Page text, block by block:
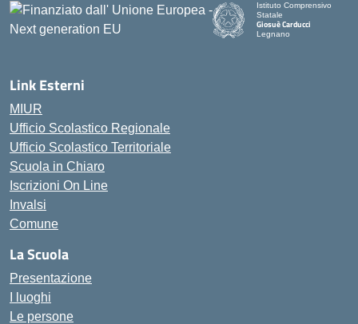
Istituto Comprensivo
Statale
Giosuè Carducci
Legnano
Link Esterni
MIUR
Ufficio Scolastico Regionale
Ufficio Scolastico Territoriale
Scuola in Chiaro
Iscrizioni On Line
Invalsi
Comune
La Scuola
Presentazione
I luoghi
Le persone